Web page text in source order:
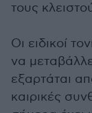
τους
Οι ειδικοί
να
εξαρτάται
καιρικές